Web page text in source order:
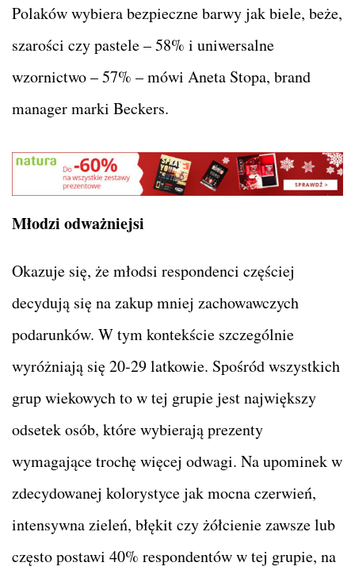
Polaków wybiera bezpieczne barwy jak biele, beże,
szarości czy pastele – 58% i uniwersalne
wzornictwo – 57% – mówi Aneta Stopa, brand
manager marki Beckers.
Młodzi odważniejsi
Okazuje się, że młodsi respondenci częściej
decydują się na zakup mniej zachowawczych
podarunków. W tym kontekście szczególnie
wyróżniają się 20-29 latkowie. Spośród wszystkich
grup wiekowych to w tej grupie jest największy
odsetek osób, które wybierają prezenty
wymagające trochę więcej odwagi. Na upominek w
zdecydowanej kolorystyce jak mocna czerwień,
intensywna zieleń, błękit czy żółcienie zawsze lub
często postawi 40% respondentów w tej grupie, na